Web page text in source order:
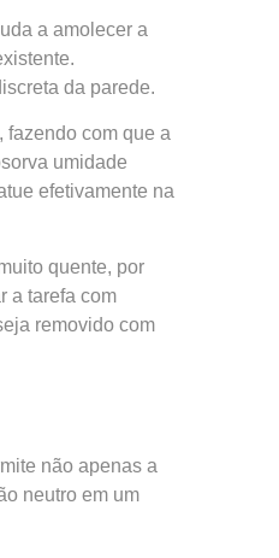
a amolecer a
da parede.
fazendo com que a
umidade
efetivamente na
quente, por
a tarefa com
removido com
não apenas a
neutro em um